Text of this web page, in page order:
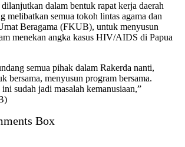
dalam bentuk rapat kerja daerah
melibatkan semua tokoh lintas agama dan
Beragama (FKUB), untuk menyusun
menekan angka kasus HIV/AIDS di Papua
semua pihak dalam Rakerda nanti,
bersama, menyusun program bersama.
sudah jadi masalah kemanusiaan,”
Box